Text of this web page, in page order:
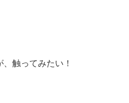
触ってみたい！